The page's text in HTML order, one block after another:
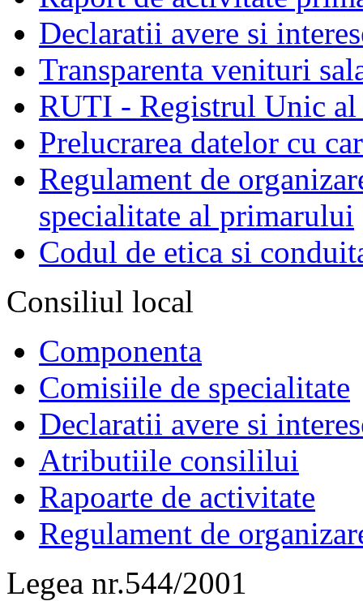
Declaratii avere si
Transparenta venituri
RUTI - Registrul Unic al
Prelucrarea datelor cu
Regulament de
specialitate al primarului
Codul de etica si
Consiliul local
Componenta
Comisiile de specialitate
Declaratii avere si
Atributiile consililui
Rapoarte de activitate
Regulament de
Legea nr.544/2001